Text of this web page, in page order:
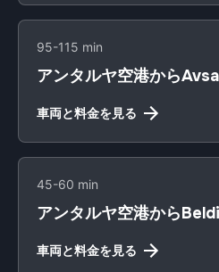
95-115 min
アンタルヤ空港から
車両と料金を見る
45-60 min
アンタルヤ空港から
車両と料金を見る